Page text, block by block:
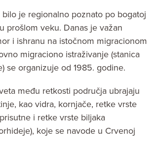
bilo je regionalno poznato po bogatoj
prošlom veku. Danas je važan
i ishranu na istočnom migracionom
migraciono istraživanje (stanica
se organizuje od 1985. godine.
među retkosti područja ubrajaju
kao vidra, kornjače, retke vrste
i retke vrste biljaka
koje se navode u Crvenoj